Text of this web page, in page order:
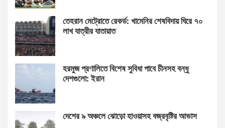
তেহরান মেট্রোতে রেকর্ড: খামেনির শেষবিদায় ঘিরে ৭০
লাখ যাত্রীর যাতায়াত
হরমুজ প্রণালিতে বিশেষ সুবিধা পাবে চীনসহ বন্ধু
দেশগুলো: ইরান
দেশের ৯ অঞ্চলে ঝোড়ো হাওয়াসহ বজ্রবৃষ্টির আভাস